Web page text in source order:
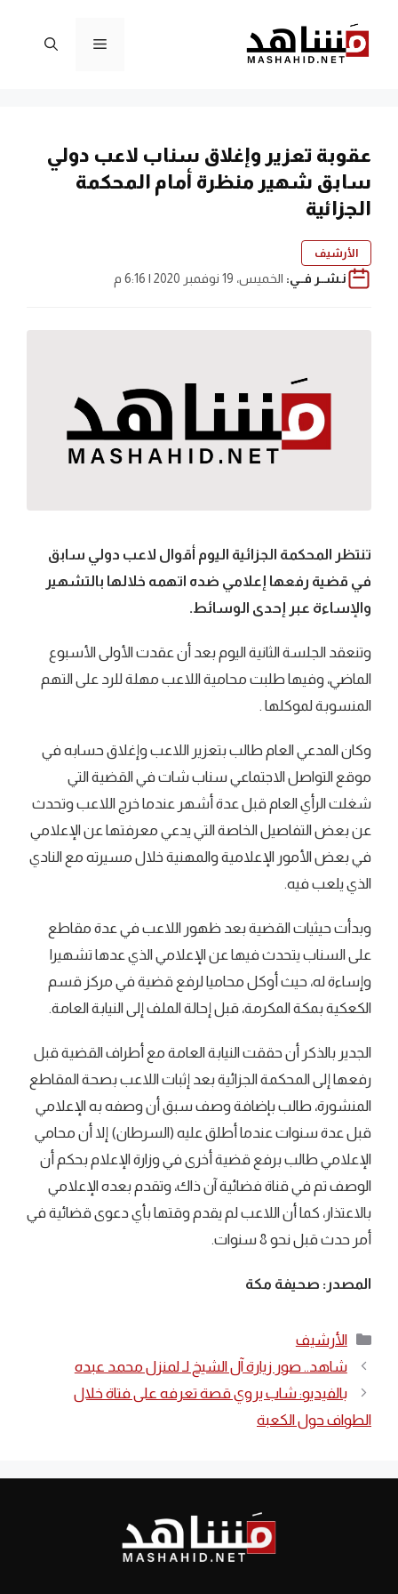
المحتوى
القائمة
عقوبة تعزير وإغلاق سناب لاعب دولي
سابق شهير منظرة أمام المحكمة
الجزائية
الأرشيف
نـشــر فــي: الخميس، 19 نوفمبر 2020 | 6:16 م
تنتظر المحكمة الجزائية اليوم أقوال لاعب دولي سابق
في قضية رفعها إعلامي ضده اتهمه خلالها بالتشهير
والإساءة عبر إحدى الوسائط.
وتنعقد الجلسة الثانية اليوم بعد أن عقدت الأولى الأسبوع
الماضي، وفيها طلبت محامية اللاعب مهلة للرد على التهم
المنسوبة لموكلها .
وكان المدعي العام طالب بتعزير اللاعب وإغلاق حسابه في
موقع التواصل الاجتماعي سناب شات في القضية التي
شغلت الرأي العام قبل عدة أشهر عندما خرج اللاعب وتحدث
عن بعض التفاصيل الخاصة التي يدعي معرفتها عن الإعلامي
في بعض الأمور الإعلامية والمهنية خلال مسيرته مع النادي
الذي يلعب فيه.
وبدأت حيثيات القضية بعد ظهور اللاعب في عدة مقاطع
على السناب يتحدث فيها عن الإعلامي الذي عدها تشهيرا
وإساءة له، حيث أوكل محاميا لرفع قضية في مركز قسم
الكعكية بمكة المكرمة، قبل إحالة الملف إلى النيابة العامة.
الجدير بالذكر أن حققت النيابة العامة مع أطراف القضية قبل
رفعها إلى المحكمة الجزائية بعد إثبات اللاعب بصحة المقاطع
المنشورة، طالب بإضافة وصف سبق أن وصفه به الإعلامي
قبل عدة سنوات عندما أطلق عليه (السرطان) إلا أن محامي
الإعلامي طالب برفع قضية أخرى في وزارة الإعلام بحكم أن
الوصف تم في قناة فضائية آن ذاك، وتقدم بعده الإعلامي
بالاعتذار، كما أن اللاعب لم يقدم وقتها بأي دعوى قضائية في
أمر حدث قبل نحو 8 سنوات.
المصدر: صحيفة مكة
التصنيفات
الأرشيف
شاهد.. صور زيارة آل الشيخ لـ لمنزل محمد عبده
بالفيديو: شاب يروي قصة تعرفه على فتاة خلال
الطواف حول الكعبة